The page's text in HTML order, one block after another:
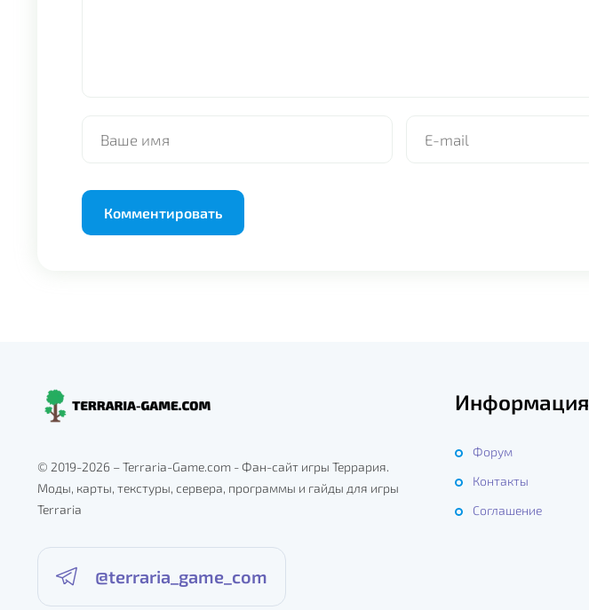
© 2019-2026 – Terraria-Game.com - Фан-сайт игры Террария.
Моды, карты, текстуры, сервера, программы и гайды для игры
Terraria
@terraria_game_com
Информация
Форум
Контакты
Соглашение